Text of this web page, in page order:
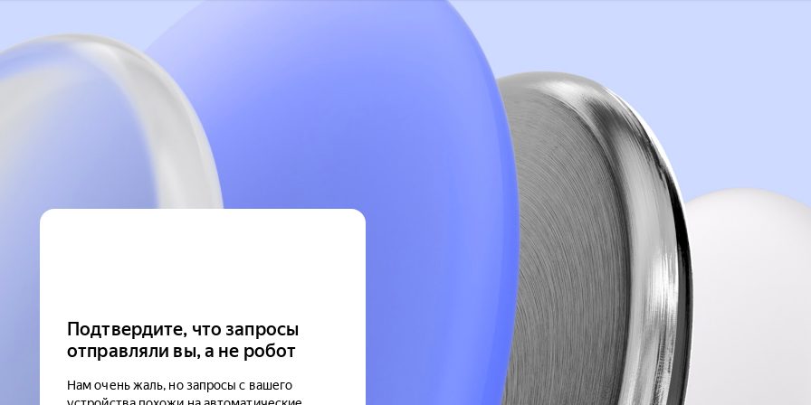
Подтвердите, что запросы
отправляли вы, а не робот
Нам очень жаль, но запросы с вашего